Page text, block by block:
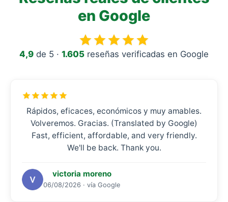
en Google
4,9 de 5 · 1.605 reseñas verificadas en Google
Rápidos, eficaces, económicos y muy amables.
Volveremos. Gracias. (Translated by Google)
Fast, efficient, affordable, and very friendly.
We'll be back. Thank you.
victoria moreno
06/08/2026 · vía Google